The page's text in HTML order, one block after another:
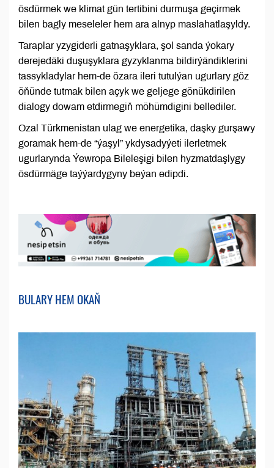
ösdürmek we klimat gün tertibini durmuşa geçirmek
bilen bagly meseleler hem ara alnyp maslahatlaşyldy.
Taraplar yzygiderli gatnaşyklara, şol sanda ýokary
derejedäki duşuşyklara gyzyklanma bildirýändiklerini
tassykladylar hem-de özara ileri tutulýan ugurlary göz
öňünde tutmak bilen açyk we geljege gönükdirilen
dialogy dowam etdirmegiň möhümdigini bellediler.
Ozal Türkmenistan ulag we energetika, daşky gurşawy
goramak hem-de “ýaşyl” ykdysadyýeti ilerletmek
ugurlarynda Ýewropa Bileleşigi bilen hyzmatdaşlygy
ösdürmäge taýýardygyny beýan edipdi.
BULARY HEM OKAŇ